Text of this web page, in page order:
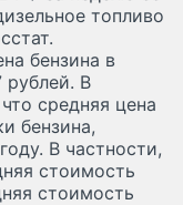
топливо
бензина в
рублей. В
средняя цена
бензина,
В частности,
стоимость
стоимость